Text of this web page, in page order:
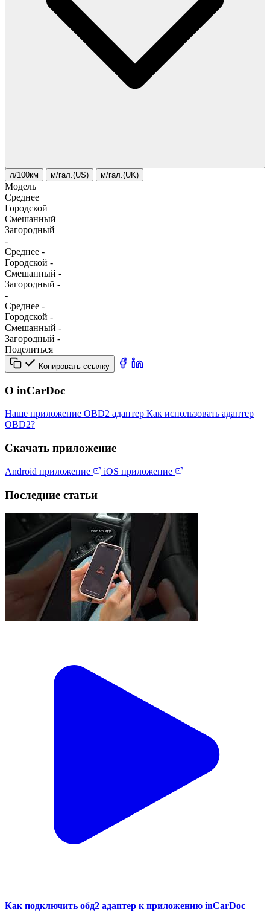
л/100км м/гал.(US) м/гал.(UK)
Модель
Среднее
Городской
Смешанный
Загородный
-
Среднее -
Городской -
Смешанный -
Загородный -
-
Среднее -
Городской -
Смешанный -
Загородный -
Поделиться
Копировать ссылку
О inCarDoc
Наше приложение OBD2 адаптер Как использовать адаптер
OBD2?
Скачать приложение
Android приложение iOS приложение
Последние статьи
Как подключить обд2 адаптер к приложению inCarDoc